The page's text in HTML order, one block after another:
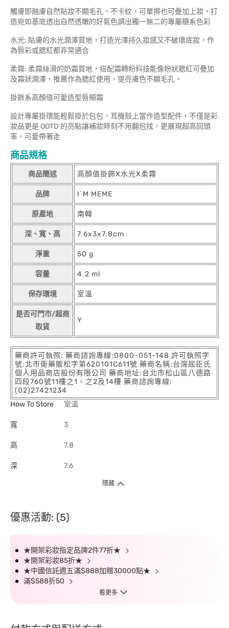
觸膚即融膚自然貼妝不顯毛孔、不卡紋，可單擦也可疊加上妝，打
造宛如基底透出自然透嫩的好氣色調出獨一無二的專屬糖系色彩
水光: 貼膚的水光潤澤質地，打造光澤持久妝感又不破壞底妝，作
為唇彩或腮紅都非常適合
柔霧: 柔霧絲滑的奶霜質地，搭配霜轉粉科技能像粉狀腮紅可疊加
及霜狀潤澤，推薦作為腮紅使用，提亮膚色不顯毛孔。
掛飾系高顏值可愛造型唇頰霜
設計專屬掛環能輕鬆掛於包包、耳機殼上當作造型配件，不僅是彩
妝品更是 OOTD 的亮點讓補妝時刻不用翻包找，更展現超高回頭
率，可愛帶著走
商品規格
商品簡述 高顏值掛飾X水光X柔霧
品牌 I`M MEME
原產地 南韓
深、寬、高 7.6x3x7.8cm
淨重 50 g
容量 4.2 ml
保存環境 室溫
是否可門市/超商
取貨
Y
藥商許可執照: 藥商諮詢專線:0800-051-148 許可執照字
號:北市衛藥販松字第620101C611號 藥商名稱:台灣屈臣氏
個人用品商店股份有限公司 藥商地址:台北市松山區八德路
四段760號11樓之1、之2及14樓 藥商諮詢專線:
(02)27421234
How To Store
室溫
寬 3
高 7.8
深 7.6
隱藏
優惠活動: (5)
★開架彩妝指定品牌2件77折★
★開架彩妝85折★
★中國信託週五滿$888加贈30000點★
滿$588折50
看更多